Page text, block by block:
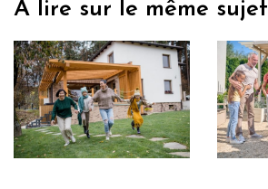
A lire sur le même sujet